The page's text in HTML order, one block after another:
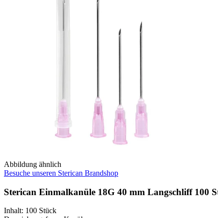
Abbildung ähnlich
Besuche unseren Sterican Brandshop
Sterican Einmalkanüle 18G 40 mm Langschliff 100
Inhalt: 100 Stück